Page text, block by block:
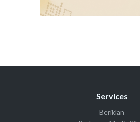
Services
Beriklan